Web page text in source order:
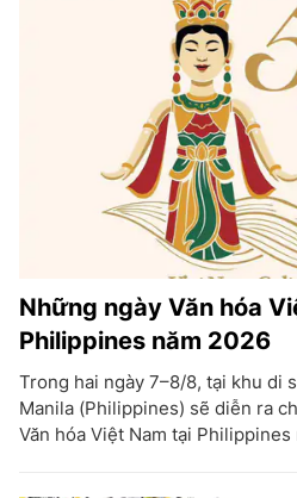
Những ngày Văn hóa
Philippines năm 2026
Trong hai ngày 7–8/8, tại khu di
Manila (Philippines) sẽ diễn ra
Văn hóa Việt Nam tại Philippines